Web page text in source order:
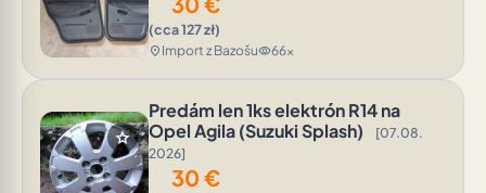
(cca 127 zł)
location_on Import z Bazošuvisibility66x
star
Predám len 1ks elektrón R14 na
Opel Agila (Suzuki Splash)
[07.08.
2026]
30 €